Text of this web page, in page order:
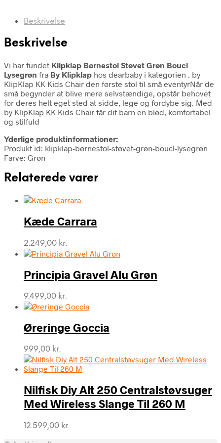
Beskrivelse
Beskrivelse
Vi har fundet Klipklap Børnestol Støvet Grøn Boucl
Lysegrøn fra By Klipklap hos dearbaby i kategorien . by
KlipKlap KK Kids Chair den første stol til små eventyrNår de
små begynder at blive mere selvstændige, opstår behovet
for deres helt eget sted at sidde, lege og fordybe sig. Med
by KlipKlap KK Kids Chair får dit barn en blød, komfortabel
og stilfuld
Yderlige produktinformationer:
Produkt id: klipklap-børnestol-støvet-grøn-boucl-lysegrøn
Farve: Grøn
Relaterede varer
Kæde Carrara
2.249,00 kr.
Principia Gravel Alu Grøn
9.499,00 kr.
Øreringe Goccia
999,00 kr.
Nilfisk Diy Alt 250 Centralstøvsuger
Med Wireless Slange Til 260 M
12.599,00 kr.